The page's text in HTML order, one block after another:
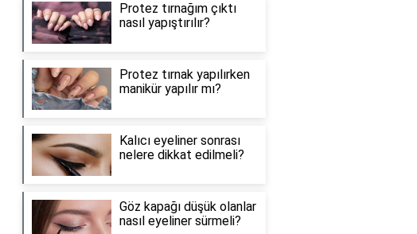
Protez tırnağım çıktı
nasıl yapıştırılır?
Protez tırnak yapılırken
manikür yapılır mı?
Kalıcı eyeliner sonrası
nelere dikkat edilmeli?
Göz kapağı düşük olanlar
nasıl eyeliner sürmeli?